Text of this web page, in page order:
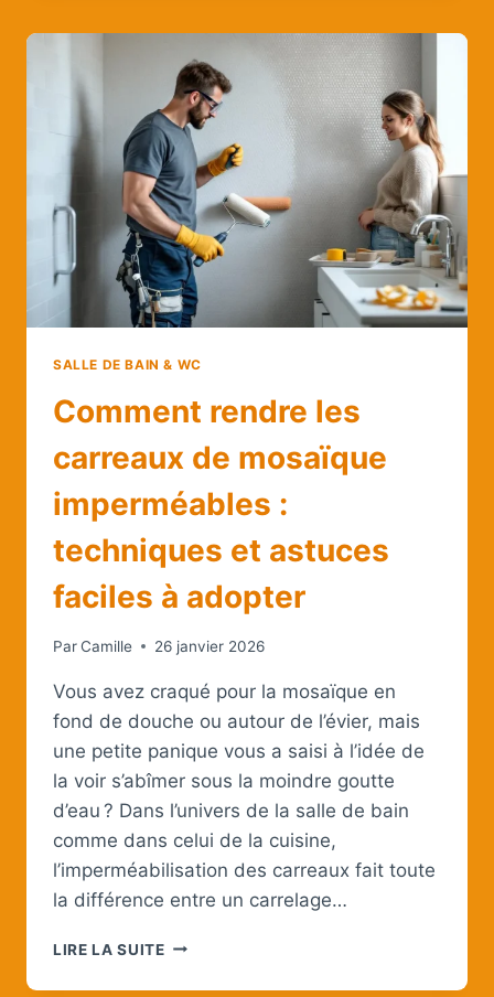
:
L’ATOUT
CHARME
ET
PRATIQUE
POUR
VOTRE
SALLE
DE
BAINS
SALLE DE BAIN & WC
Comment rendre les
carreaux de mosaïque
imperméables :
techniques et astuces
faciles à adopter
ParCamille 26 janvier 2026
Vous avez craqué pour la mosaïque en
fond de douche ou autour de l’évier, mais
une petite panique vous a saisi à l’idée de
la voir s’abîmer sous la moindre goutte
d’eau ? Dans l’univers de la salle de bain
comme dans celui de la cuisine,
l’imperméabilisation des carreaux fait toute
la différence entre un carrelage…
LIRE LA SUITECOMMENT
LES